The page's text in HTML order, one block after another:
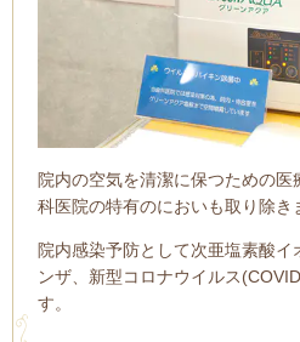
院内の空気を清潔に保つための
科医院の特有のにおいも取り除き
院内感染予防として次亜塩素酸イ
ンザ、新型コロナウイルス
す。